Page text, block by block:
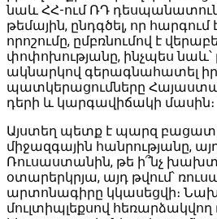
նաև ՀՀ-ում ՌԴ
թեմային, ընդգծել, որ
որոշումը, ըմբռնումով է
փոփոխությանը, ինչպես
ակնարկով գերագնահատել
պատկերացումները
դերի և կարգավիճակի մասին։
Այստեղ պետք է պարզ
միջազգային հանրությանը,
Ռուսաստանին, թե ի՞նչ
օտարերկրյա, այդ թվում՝
արտոնագիրը կկասեցվի։
մուլտիպլեքսով